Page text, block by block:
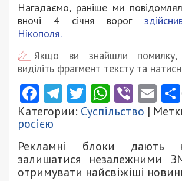
Нагадаємо, раніше ми
вночі 4 січня ворог
Нікополя.
Якщо ви знайшли помилку,
виділіть фрагмент тексту та
Facebook
Telegram
TwitterViber
Категории: Суспільство |
росією
Рекламні блоки дають
залишатися незалежними
отримувати найсвіжіші